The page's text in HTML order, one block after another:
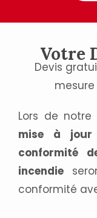
Votre
Devis
Lors de notre
mise à
conformité
incendie
conformité